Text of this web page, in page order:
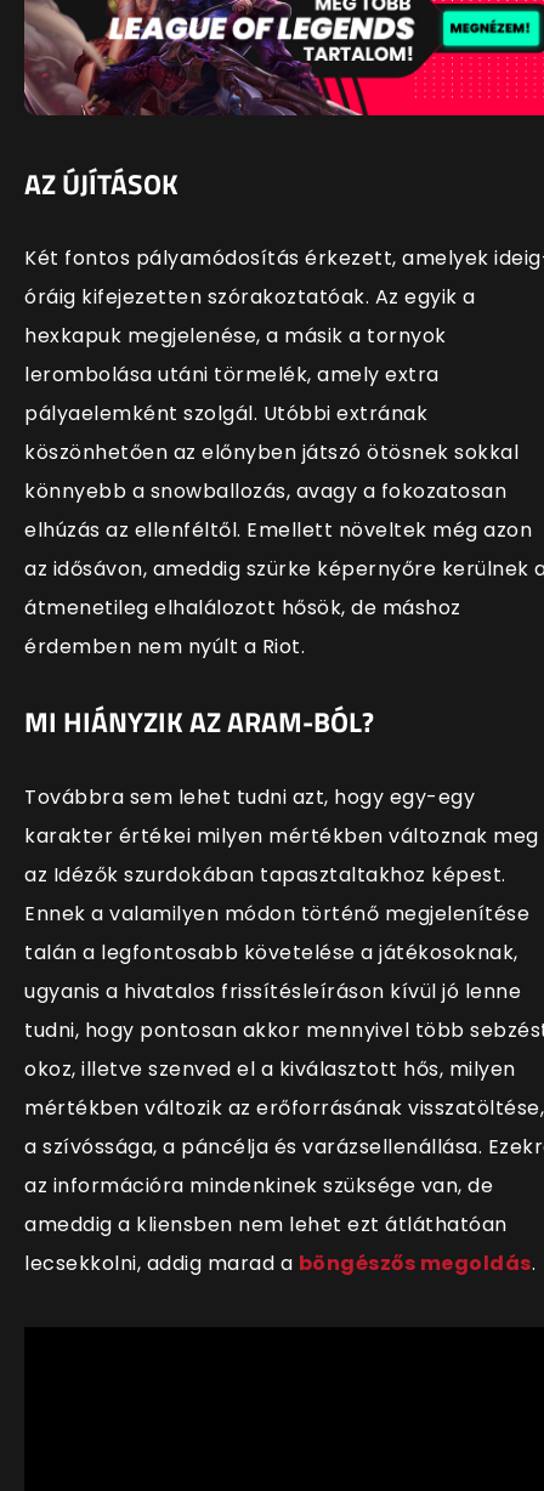
AZ ÚJÍTÁSOK
Két fontos pályamódosítás érkezett, amelyek
óráig kifejezetten szórakoztatóak. Az egyik a
hexkapuk megjelenése, a másik a tornyok
lerombolása utáni törmelék, amely extra
pályaelemként szolgál. Utóbbi extrának
köszönhetően az előnyben játszó ötösnek sokkal
könnyebb a snowballozás, avagy a fokozatosan
elhúzás az ellenféltől. Emellett növeltek még azon
az idősávon, ameddig szürke képernyőre kerülnek
átmenetileg elhalálozott hősök, de máshoz
érdemben nem nyúlt a Riot.
MI HIÁNYZIK AZ ARAM-BÓL?
Továbbra sem lehet tudni azt, hogy egy-egy
karakter értékei milyen mértékben változnak meg
az Idézők szurdokában tapasztaltakhoz képest.
Ennek a valamilyen módon történő megjelenítése
talán a legfontosabb követelése a játékosoknak,
ugyanis a hivatalos frissítésleíráson kívül jó lenne
tudni, hogy pontosan akkor mennyivel több
okoz, illetve szenved el a kiválasztott hős, milyen
mértékben változik az erőforrásának visszatöltése,
a szívóssága, a páncélja és varázsellenállása.
az információra mindenkinek szüksége van, de
ameddig a kliensben nem lehet ezt átláthatóan
lecsekkolni, addig marad a böngészős megoldás.